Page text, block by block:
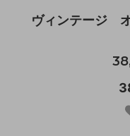
ヴィンテージ